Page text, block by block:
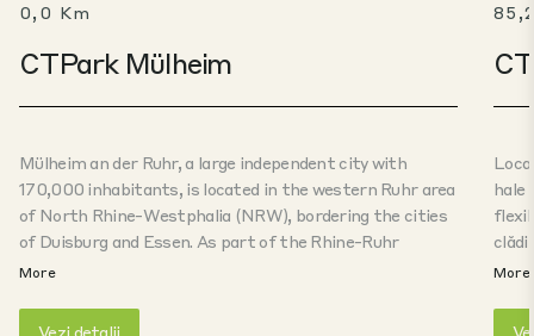
0,0 Km
CTPark Mülheim
Mülheim an der Ruhr, a large independent city with
170,000 inhabitants, is located in the western Ruhr area
of North Rhine-Westphalia (NRW), bordering the cities
of Duisburg and Essen. As part of the Rhine-Ruhr
metropolitan region, it is just a stone's throw from the
More
hale
More